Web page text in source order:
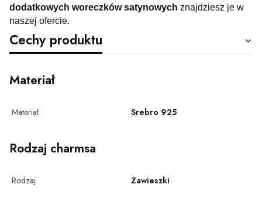
dodatkowych woreczków satynowych znajdziesz je w
naszej ofercie.
Cechy produktu
Materiał
Materiał Srebro 925
Rodzaj charmsa
Rodzaj Zawieszki